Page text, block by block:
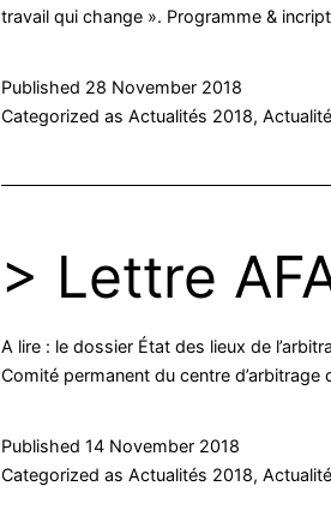
travail qui change ». Programme &
Published 28 November 2018
Categorized as Actualités 2018,
> Lettre
A lire : le dossier État des lieux de
Comité permanent du centre d’arbitrage
Published 14 November 2018
Categorized as Actualités 2018,